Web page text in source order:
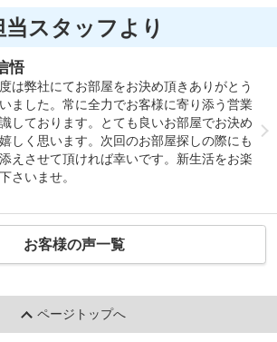
当スタッフより
悟
は弊社にてお部屋をお決め頂きありがとう
ました。常に全力でお客様に寄り添う営業
しております。とても良いお部屋でお決め
しく思います。次回のお部屋探しの際にも
えさせて頂ければ幸いです。新生活をお楽
さいませ。
お客様の声一覧
ページトップへ